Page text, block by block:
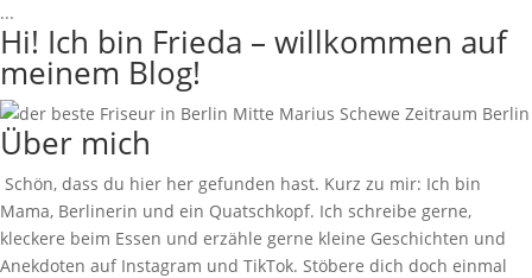
...
Hi! Ich bin Frieda – willkommen auf
meinem Blog!
Über mich
Schön, dass du hier her gefunden hast. Kurz zu mir: Ich bin
Mama, Berlinerin und ein Quatschkopf. Ich schreibe gerne,
kleckere beim Essen und erzähle gerne kleine Geschichten und
Anekdoten auf Instagram und TikTok. Stöbere dich doch einmal